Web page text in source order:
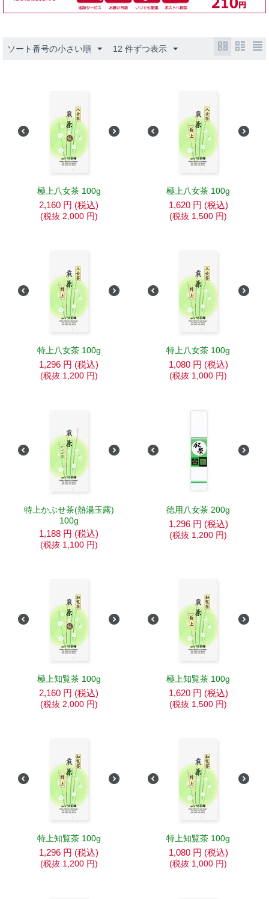
ソート番号の小さい順 12 件ずつ表示
極上八女茶 100g
2,160 円 (税込)
(税抜 2,000 円)
極上八女茶 100g
1,620 円 (税込)
(税抜 1,500 円)
特上八女茶 100g
1,296 円 (税込)
(税抜 1,200 円)
特上八女茶 100g
1,080 円 (税込)
(税抜 1,000 円)
特上かぶせ茶(熱湯玉露)
100g
1,188 円 (税込)
(税抜 1,100 円)
徳用八女茶 200g
1,296 円 (税込)
(税抜 1,200 円)
極上知覧茶 100g
2,160 円 (税込)
(税抜 2,000 円)
極上知覧茶 100g
1,620 円 (税込)
(税抜 1,500 円)
特上知覧茶 100g
1,296 円 (税込)
(税抜 1,200 円)
特上知覧茶 100g
1,080 円 (税込)
(税抜 1,000 円)